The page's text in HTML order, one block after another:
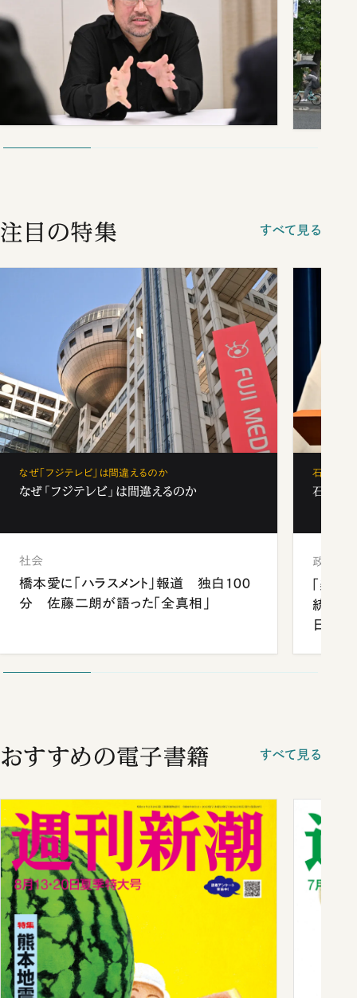
注目の特集 すべて見る
なぜ「フジテレビ」は間違えるのか
なぜ「フジテレビ」は間違えるのか
社会
橋本愛に「ハラスメント」報道 独白100
分 佐藤二朗が語った「全真相」
石破茂、
石破茂
政治
「楽し
統領と
日米
おすすめの電子書籍 すべて見る